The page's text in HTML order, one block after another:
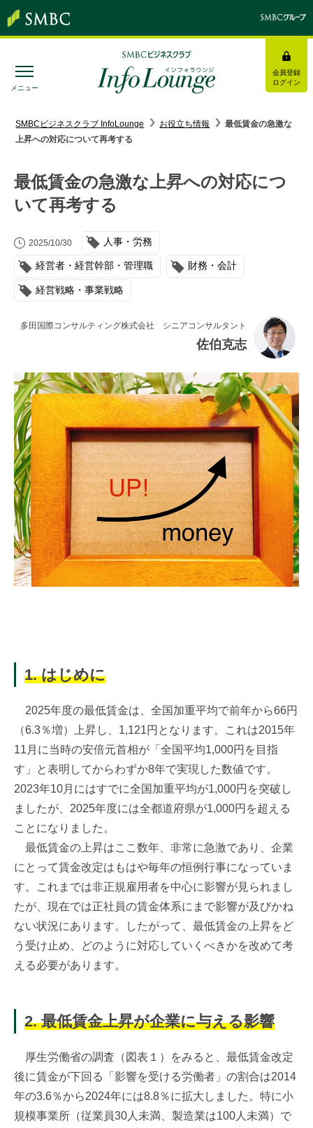
メニュー
会員登録
ログイン
みんなの研修
トピックス＆インフォメーション
お役立ち情報
インタビュー・レポート
連載・コラム
動画
資料ダウンロード
InfoLoungeとは
利用規約
プライバシーポリシー
本サイトのご利用にあたって
お問い合わせ
運営会社
SMBCビジネスクラブ InfoLounge お役立ち情報
最低賃金の急激な
上昇への対応について再考する
最低賃金の急激な上昇への対応につ
いて再考する
2025/10/30 人事・労務
経営者・経営幹部・管理職 財務・会計
経営戦略・事業戦略
多田国際コンサルティング株式会社 シニアコンサルタント
佐伯克志
1. はじめに
2025年度の最低賃金は、全国加重平均で前年から66円
（6.3％増）上昇し、1,121円となります。これは2015年
11月に当時の安倍元首相が「全国平均1,000円を目指
す」と表明してからわずか8年で実現した数値です。
2023年10月にはすでに全国加重平均が1,000円を突破し
ましたが、2025年度には全都道府県が1,000円を超える
ことになりました。
最低賃金の上昇はここ数年、非常に急激であり、企業
にとって賃金改定はもはや毎年の恒例行事になっていま
す。これまでは非正規雇用者を中心に影響が見られまし
たが、現在では正社員の賃金体系にまで影響が及びかね
ない状況にあります。したがって、最低賃金の上昇をど
う受け止め、どのように対応していくべきかを改めて考
える必要があります。
2. 最低賃金上昇が企業に与える影響
厚生労働省の調査（図表１）をみると、最低賃金改定
後に賃金が下回る「影響を受ける労働者」の割合は2014
年の3.6％から2024年には8.8％に拡大しました。特に小
規模事業所（従業員30人未満、製造業は100人未満）で